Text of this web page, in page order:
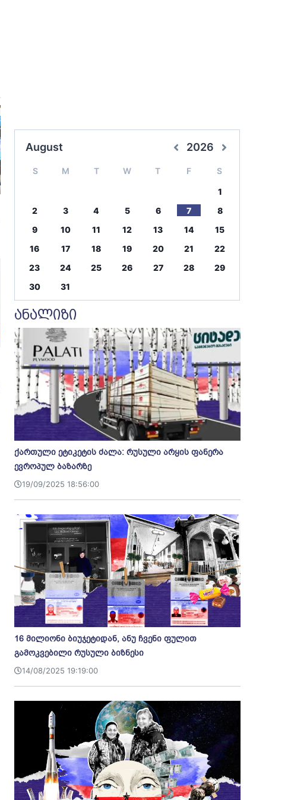
August 2026
S M T W T F S
1
2
3 4 5 6 7
8
9
10 11 12 13 14
15
16
17 18 19 20 21
22
23
24 25 26 27 28
29
30
31
ანალიზი
ქართული ეტიკეტის ძალა: რუსული არყის ფანერა
ევროპულ ბაზარზე
19/09/2025 18:56:00
16 მილიონი ბიუჯეტიდან, ანუ ჩვენი ფულით
გამოკვებილი რუსული ბიზნესი
14/08/2025 19:19:00